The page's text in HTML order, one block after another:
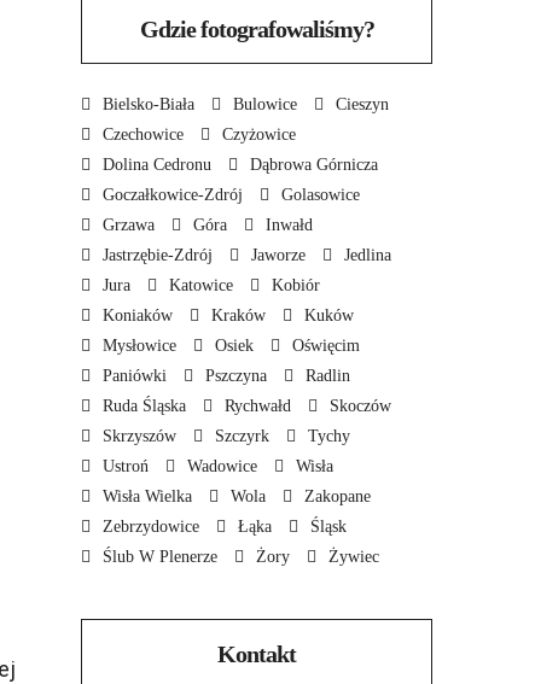
Gdzie fotografowaliśmy?
Bielsko-Biała Bulowice
Cieszyn
Czechowice
Czyżowice
Dolina Cedronu
Dąbrowa Górnicza
Goczałkowice-Zdrój
Golasowice
Grzawa
Góra
Inwałd
Jastrzębie-Zdrój
Jaworze
Jedlina
Jura
Katowice
Kobiór
Koniaków
Kraków
Kuków
Mysłowice
Osiek
Oświęcim
Paniówki
Pszczyna
Radlin
Ruda Śląska
Rychwałd
Skoczów
Skrzyszów
Szczyrk
Tychy
Ustroń
Wadowice
Wisła
Wisła Wielka
Wola
Zakopane
Zebrzydowice
Łąka
Śląsk
Ślub W Plenerze
Żory Żywiec
Kontakt